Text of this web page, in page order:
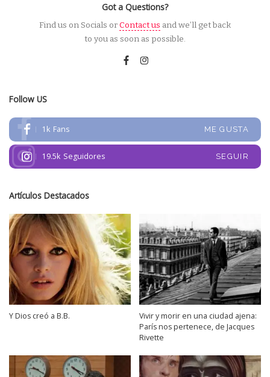
Got a Questions?
Find us on Socials orContact us and we’ll get back
to you as soon as possible.
Follow US
1k Fans ME GUSTA
19.5k Seguidores SEGUIR
Artículos Destacados
Y Dios creó a B.B.
Vivir y morir en una ciudad ajena:
París nos pertenece, de Jacques
Rivette